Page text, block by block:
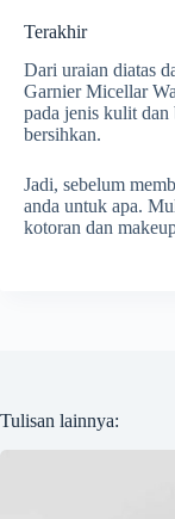
Terakhir
Dari uraian diatas
Garnier Micellar
pada jenis kulit
bersihkan.
Jadi, sebelum
anda untuk apa.
kotoran dan
Tulisan lainnya: